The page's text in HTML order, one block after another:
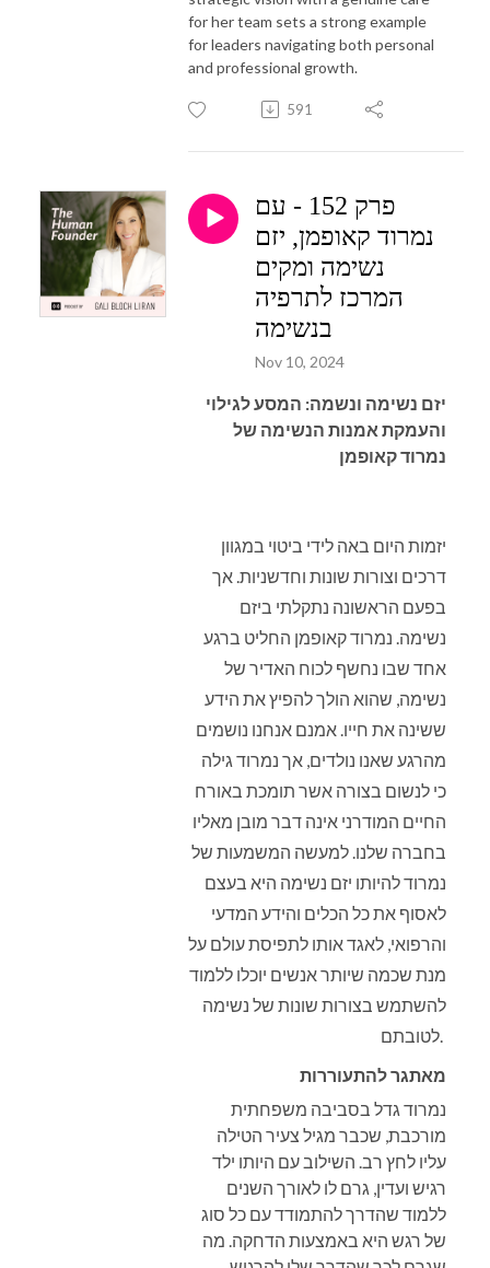
for her team sets a strong example
for leaders navigating both personal
and professional growth.
591
פרק 152 - עם
נמרוד קאופמן, יזם
נשימה ומקים
המרכז לתרפיה
בנשימה
Nov 10, 2024
יזם נשימה ונשמה: המסע לגילוי
והעמקת אמנות הנשימה של
נמרוד קאופמן
יזמות היום באה לידי ביטוי במגוון
דרכים וצורות שונות וחדשניות. אך
בפעם הראשונה נתקלתי ביזם
נשימה. נמרוד קאופמן החליט ברגע
אחד שבו נחשף לכוח האדיר של
נשימה, שהוא הולך להפיץ את הידע
ששינה את חייו. אמנם אנחנו נושמים
מהרגע שאנו נולדים, אך נמרוד גילה
כי לנשום בצורה אשר תומכת באורח
החיים המודרני אינה דבר מובן מאליו
בחברה שלנו. למעשה המשמעות של
נמרוד להיותו יזם נשימה היא בעצם
לאסוף את כל הכלים והידע המדעי
והרפואי, לאגד אותו לתפיסת עולם על
מנת שכמה שיותר אנשים יוכלו ללמוד
להשתמש בצורות שונות של נשימה
לטובתם.
מאתגר להתעוררות
נמרוד גדל בסביבה משפחתית
מורכבת, שכבר מגיל צעיר הטילה
עליו לחץ רב. השילוב עם היותו ילד
רגיש ועדין, גרם לו לאורך השנים
ללמוד שהדרך להתמודד עם כל סוג
של רגש היא באמצעות הדחקה. מה